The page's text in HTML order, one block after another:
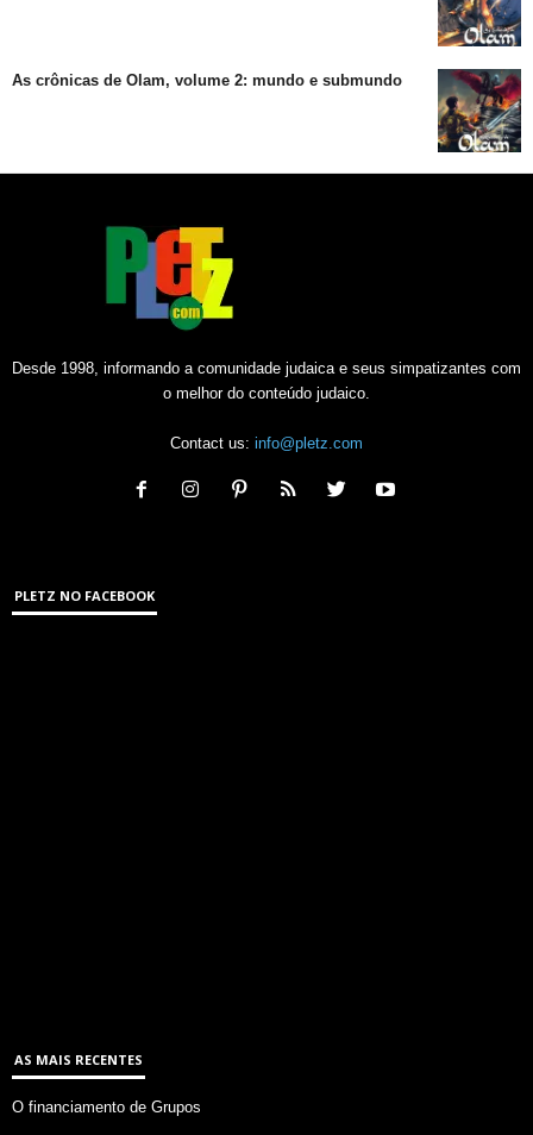
As crônicas de Olam, volume 2: mundo e submundo
Desde 1998, informando a comunidade judaica e seus simpatizantes com
o melhor do conteúdo judaico.
Contact us: info@pletz.com
PLETZ NO FACEBOOK
AS MAIS RECENTES
O financiamento de Grupos